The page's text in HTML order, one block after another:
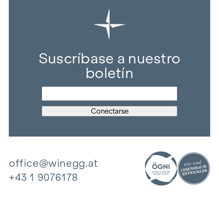
Suscríbase a nuestro
boletín
office@winegg.at
+43 1 9076178